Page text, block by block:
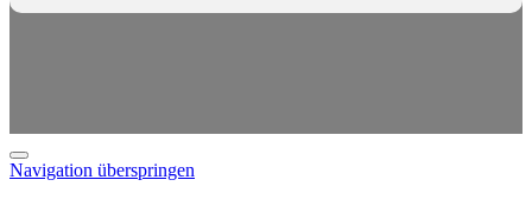
Navigation überspringen